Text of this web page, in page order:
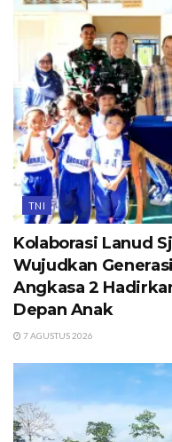
TNI
Kolaborasi Lanud
Wujudkan
Angkasa 2
Depan Anak
7 AGUSTUS 2026